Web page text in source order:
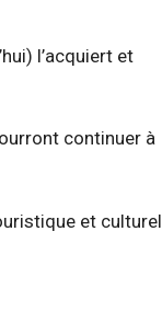
l’acquiert et
continuer à
et culturel